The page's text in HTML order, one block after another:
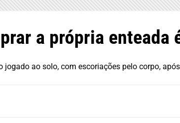
a própria enteada
ao solo, com escoriações pelo corpo,